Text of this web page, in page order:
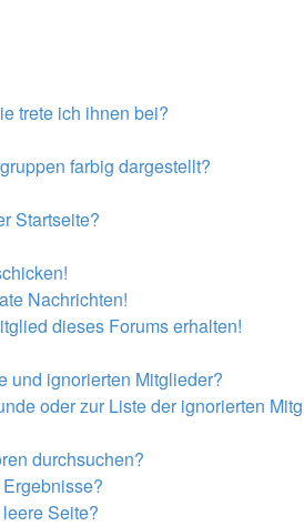
trete ich ihnen bei?
farbig dargestellt?
Startseite?
Nachrichten!
dieses Forums erhalten!
und ignorierten Mitglieder?
oder zur Liste der ignorierten
durchsuchen?
Seite?